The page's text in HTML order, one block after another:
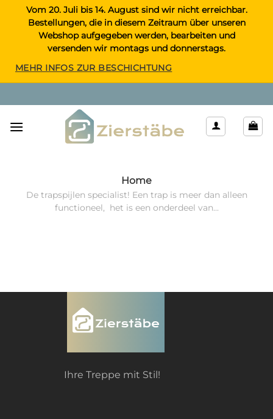
Inhalt
springen
Vom 20. Juli bis 14. August sind wir nicht erreichbar.
Bestellungen, die in diesem Zeitraum über unseren
Webshop aufgegeben werden, bearbeiten und
versenden wir montags und donnerstags.
MEHR INFOS ZUR BESCHICHTUNG
Home
De trapspijlen specialist! Een trap is meer dan alleen
functioneel, het is een onderdeel van...
Ihre Treppe mit Stil!